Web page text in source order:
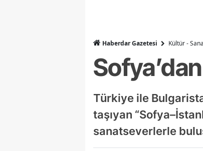
Haberdar Gazetesi Kültür -
Türkiye ile
taşıyan
sanatseverlerle